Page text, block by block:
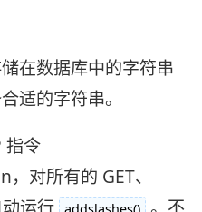
在数据库中的字符串
适的字符串。
指令
对所有的 GET、